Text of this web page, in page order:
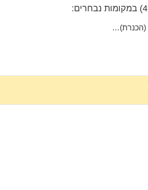
(הכנרת)…